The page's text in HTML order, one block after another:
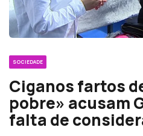
SOCIEDADE
Ciganos fartos
pobre» acusam
falta de